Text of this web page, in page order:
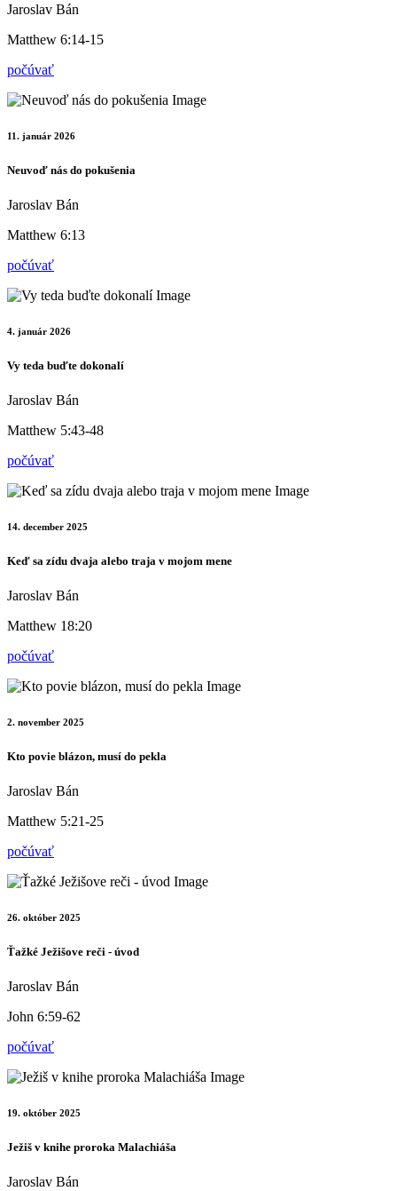
Jaroslav Bán
Matthew 6:14-15
počúvať
11. január 2026
Neuvoď nás do pokušenia
Jaroslav Bán
Matthew 6:13
počúvať
4. január 2026
Vy teda buďte dokonalí
Jaroslav Bán
Matthew 5:43-48
počúvať
14. december 2025
Keď sa zídu dvaja alebo traja v mojom mene
Jaroslav Bán
Matthew 18:20
počúvať
2. november 2025
Kto povie blázon, musí do pekla
Jaroslav Bán
Matthew 5:21-25
počúvať
26. október 2025
Ťažké Ježišove reči - úvod
Jaroslav Bán
John 6:59-62
počúvať
19. október 2025
Ježiš v knihe proroka Malachiáša
Jaroslav Bán